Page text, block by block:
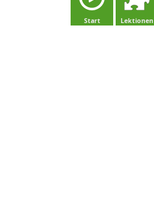
Start Lektionen